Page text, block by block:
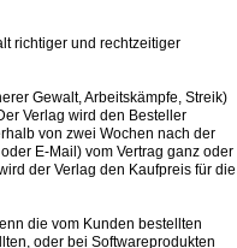
richtiger und rechtzeitiger
Gewalt, Arbeitskämpfe, Streik)
Verlag wird den Besteller
von zwei Wochen nach der
E-Mail) vom Vertrag ganz oder
der Verlag den Kaufpreis für die
die vom Kunden bestellten
oder bei Softwareprodukten